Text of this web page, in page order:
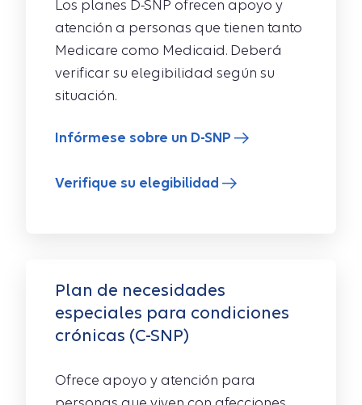
Los planes D-SNP ofrecen apoyo y
atención a personas que tienen tanto
Medicare como Medicaid. Deberá
verificar su elegibilidad según su
situación.
Infórmese sobre un D-SNP
Verifique su elegibilidad
Plan de necesidades
especiales para condiciones
crónicas (C-SNP)
Ofrece apoyo y atención para